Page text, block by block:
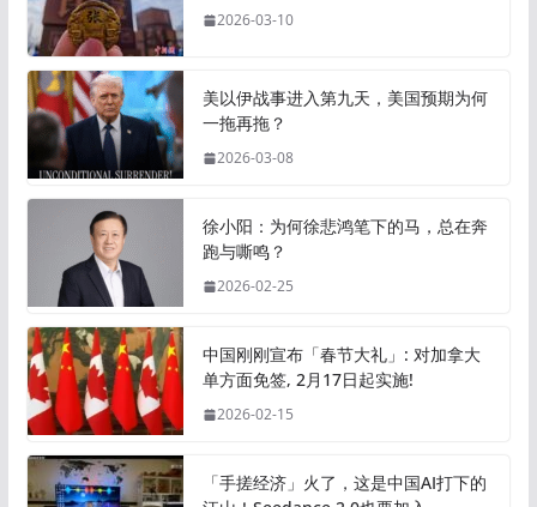
2026-03-10
美以伊战事进入第九天，美国预期为何
一拖再拖？
2026-03-08
徐小阳：为何徐悲鸿笔下的马，总在奔
跑与嘶鸣？
2026-02-25
中国刚刚宣布「春节大礼」: 对加拿大
单方面免签, 2月17日起实施!
2026-02-15
「手搓经济」火了，这是中国AI打下的